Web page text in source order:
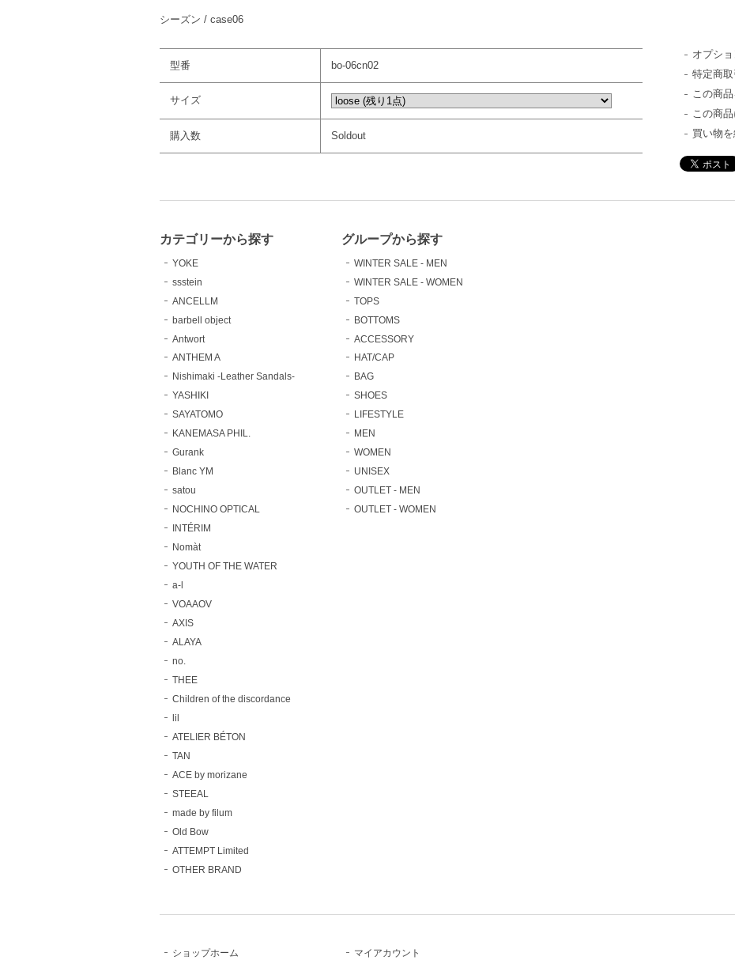
シーズン / case06
型番 bo-06cn02
サイズ
購入数 Soldout
オプシ
特定商取
この商
この商
買い物
カテゴリーから探す
YOKE
ssstein
ANCELLM
barbell object
Antwort
ANTHEM A
Nishimaki -Leather Sandals-
YASHIKI
SAYATOMO
KANEMASA PHIL.
Gurank
Blanc YM
satou
NOCHINO OPTICAL
INTÉRIM
Nomàt
YOUTH OF THE WATER
a-l
VOAAOV
AXIS
ALAYA
no.
THEE
Children of the discordance
lil
ATELIER BÉTON
TAN
ACE by morizane
STEEAL
made by filum
Old Bow
ATTEMPT Limited
OTHER BRAND
グループから探す
WINTER SALE - MEN
WINTER SALE - WOMEN
TOPS
BOTTOMS
ACCESSORY
HAT/CAP
BAG
SHOES
LIFESTYLE
MEN
WOMEN
UNISEX
OUTLET - MEN
OUTLET - WOMEN
ショップホーム マイアカウント